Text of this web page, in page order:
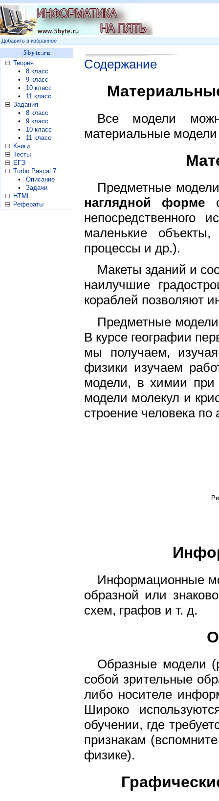
Добавить в избранное
5byte.ru
Теория
•
8 класс
•
9 класс
•
10 класс
•
11 класс
Задания
•
8 класс
•
9 класс
•
10 класс
•
11 класс
Книги
Тесты
ЕГЭ
Turbo Pascal 7
•
Описание
•
Задачи
HTML
Рефераты
Содержание
Все модели
материальные
Предметные
наглядной форме
непосредственного
маленькие
процессы и др.).
Макеты зданий и
наилучшие
кораблей позволяют
Предметные
В курсе географии
мы получаем,
физики изучаем
модели, в химии при
модели молекул и
строение человека
Информационные
образной или
схем, графов и т. д.
Образные модели
собой зрительные
либо носителе
Широко
обучении, где
признакам
физике).